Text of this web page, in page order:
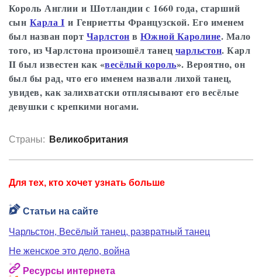
Король Англии и Шотландии с 1660 года, старший
сын Карла I и Генриетты Французской. Его именем
был назван порт Чарлстон в Южной Каролине. Мало
того, из Чарлстона произошёл танец чарльстон. Карл
II был известен как «весёлый король». Вероятно, он
был бы рад, что его именем назвали лихой танец,
увидев, как залихватски отплясывают его весёлые
девушки с крепкими ногами.
Страны: Великобритания
Для тех, кто хочет узнать больше
Статьи на сайте
Чарльстон, Весёлый танец, развратный танец
Не женское это дело, война
Ресурсы интернета